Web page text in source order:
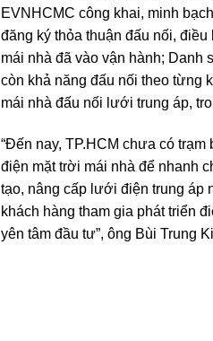
EVNHCMC công khai, minh
đăng ký thỏa thuận đấu nối,
mái nhà đã vào vận hành;
còn khả năng đấu nối theo từng
mái nhà đấu nối lưới trung áp,
“Đến nay, TP.HCM chưa có
điện mặt trời mái nhà để nhanh
tạo, nâng cấp lưới điện trung áp
khách hàng tham gia phát triển
yên tâm đầu tư”, ông Bùi Trung